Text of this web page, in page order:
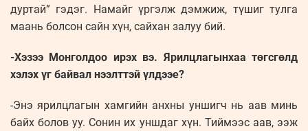
дуртай” гэдэг. Намайг үргэлж дэмжиж, түшиг тулга
маань болсон сайн хүн, сайхан залуу бий.
-Хэзээ Монголдоо ирэх вэ. Ярилцлагынхаа төгсгөлд
хэлэх үг байвал нээлттэй үлдээе?
-Энэ ярилцлагын хамгийн анхны уншигч нь аав минь
байх болов уу. Сонин их уншдаг хүн. Тиймээс аав, ээж